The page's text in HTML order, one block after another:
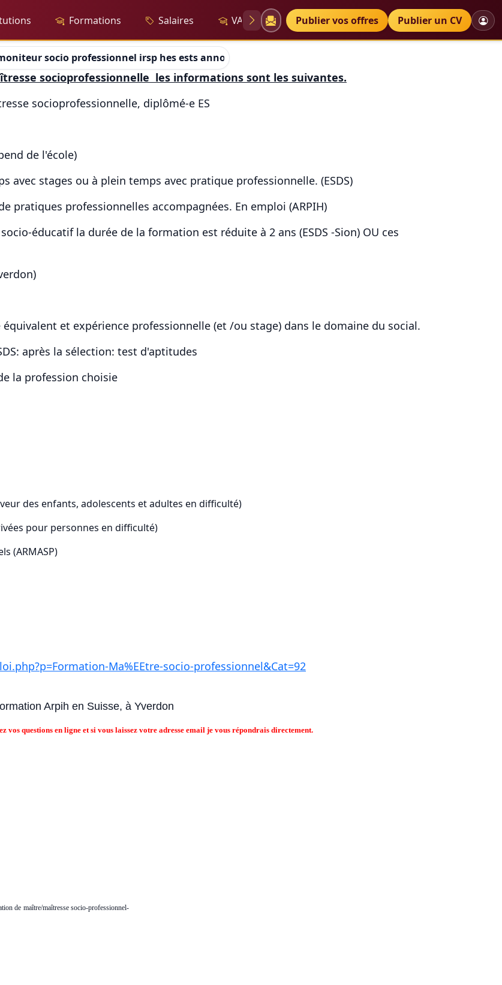
Formations Salaires VAE Diplômes Petites annonces
Publier vos offres Publier un CV
socio professionnel irsp hes ests annonces msp moniteur professionnel
socioprofessionnelle les informations sont les suivantes.
socioprofessionnelle, diplômé-e ES
de l'école)
stages ou à plein temps avec pratique professionnelle. (ESDS)
pratiques professionnelles accompagnées. En emploi (ARPIH)
éducatif la durée de la formation est réduite à 2 ans (ESDS -Sion) OU ces
et expérience professionnelle (et /ou stage) dans le domaine du social.
après la sélection: test d'aptitudes
la profession choisie
des enfants, adolescents et adultes en difficulté)
pour personnes en difficulté)
(ARMASP)
Ma%EEtre-socio-professionnel&Cat=92
Arpih en Suisse, à Yverdon
questions en ligne et si vous laissez votre adresse email je vous répondrais directement.
de maître/maîtresse socio-professionnel-